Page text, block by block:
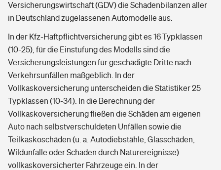
Versicherungswirtschaft (GDV) die Schadenbilanzen aller
in Deutschland zugelassenen Automodelle aus.
In der Kfz-Haftpflichtversicherung gibt es 16 Typklassen
(10-25), für die Einstufung des Modells sind die
Versicherungsleistungen für geschädigte Dritte nach
Verkehrsunfällen maßgeblich. In der
Vollkaskoversicherung unterscheiden die Statistiker 25
Typklassen (10-34). In die Berechnung der
Vollkaskoversicherung fließen die Schäden am eigenen
Auto nach selbstverschuldeten Unfällen sowie die
Teilkaskoschäden (u. a. Autodiebstähle, Glasschäden,
Wildunfälle oder Schäden durch Naturereignisse)
vollkaskoversicherter Fahrzeuge ein. In der